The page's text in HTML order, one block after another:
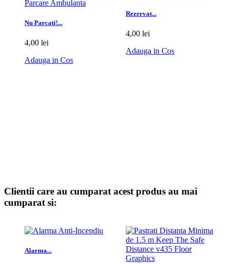
Nu Parcati!...
4,00 lei
Adauga in Cos
Rezervat...
4,00 lei
Adauga in Cos
Clientii care au cumparat acest produs au mai
cumparat si:
Alarma...